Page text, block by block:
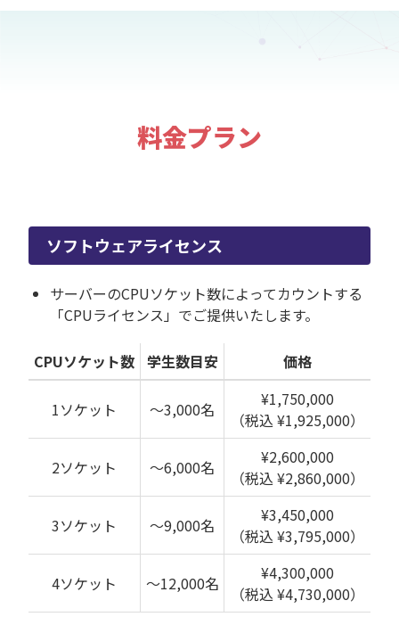
料金プラン
ソフトウェアライセンス
サーバーのCPUソケット数によってカウントする
「CPUライセンス」でご提供いたします。
CPUソケット数 学生数目安 価格
1ソケット ～3,000名
¥1,750,000
（税込 ¥1,925,000）
2ソケット ～6,000名
¥2,600,000
（税込 ¥2,860,000）
3ソケット ～9,000名
¥3,450,000
（税込 ¥3,795,000）
4ソケット ～12,000名
¥4,300,000
（税込 ¥4,730,000）